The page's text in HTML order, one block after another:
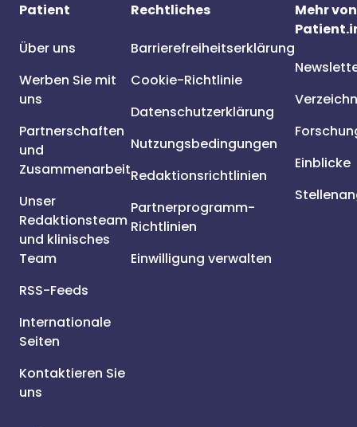
Patient
Über uns
Werben Sie mit
uns
Partnerschaften
und
Zusammenarbeit
Unser
Redaktionsteam
und klinisches
Team
RSS-Feeds
Internationale
Seiten
Kontaktieren Sie
uns
Rechtliches
Barrierefreiheitserklärung
Cookie-Richtlinie
Datenschutzerklärung
Nutzungsbedingungen
Redaktionsrichtlinien
Partnerprogramm-
Richtlinien
Einwilligung verwalten
Mehr von
Einblicke